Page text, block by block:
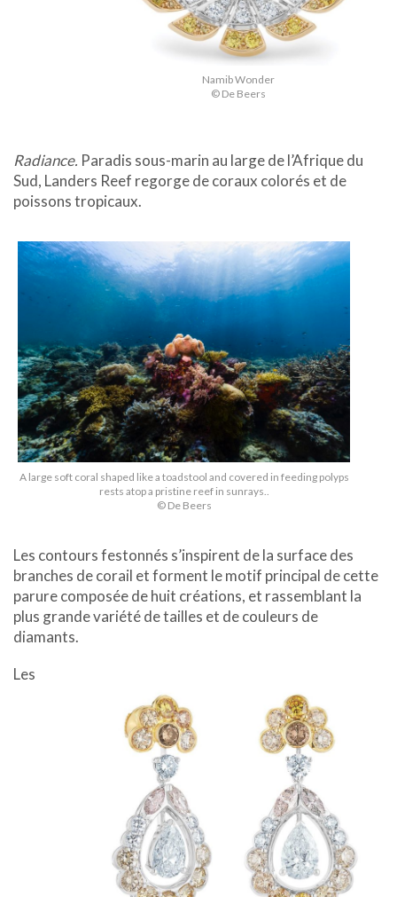
Namib Wonder
© De Beers
Radiance. Paradis sous-marin au large de l’Afrique du
Sud, Landers Reef regorge de coraux colorés et de
poissons tropicaux.
A large soft coral shaped like a toadstool and covered in feeding polyps
rests atop a pristine reef in sunrays..
© De Beers
Les contours festonnés s’inspirent de la surface des
branches de corail et forment le motif principal de cette
parure composée de huit créations, et rassemblant la
plus grande variété de tailles et de couleurs de
diamants.
Les